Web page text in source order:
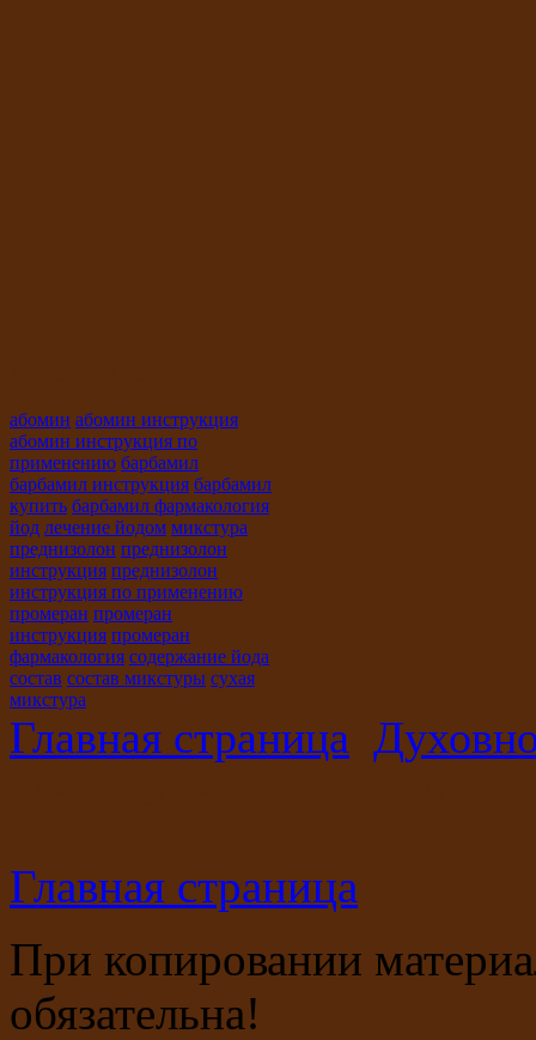
абомин абомин инструкция
абомин инструкция по
применению барбамил
барбамил инструкция барбамил
купить барбамил фармакология
йод лечение йодом микстура
преднизолон преднизолон
инструкция преднизолон
инструкция по применению
промеран промеран
инструкция промеран
фармакология содержание йода
состав состав микстуры сухая
микстура
Главная страница
Главная страница
При копировании
обязательна!